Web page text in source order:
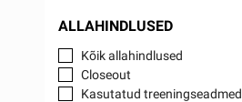
ALLAHINDLUSED
Kõik allahindlused
Closeout
Kasutatud treeningseadmed